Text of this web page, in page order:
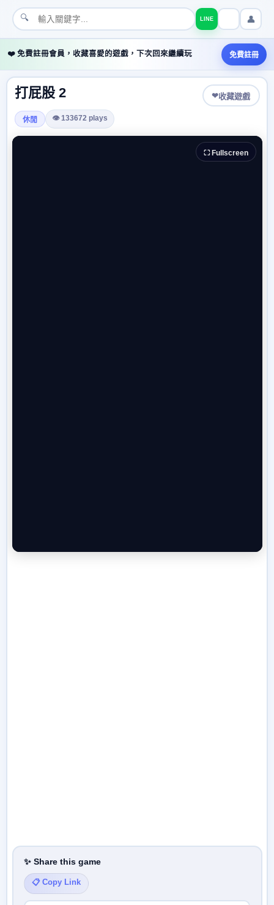
🔍 LINE 👤
❤️ 免費註冊會員，收藏喜愛的遊戲，下次回來繼續玩 免費註冊
打屁股 2 ❤收藏遊戲
休閒 👁 133672 plays
⛶ Fullscreen
✨ Share this game
📋 Copy Link